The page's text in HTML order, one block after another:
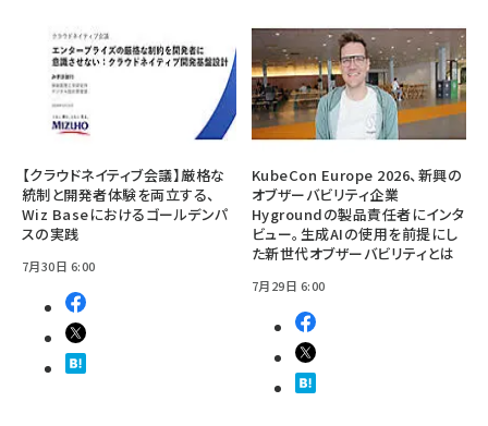
【クラウドネイティブ会議】厳格な
統制と開発者体験を両立する、
Wiz Baseにおけるゴールデンパ
スの実践
7月30日 6:00
KubeCon Europe 2026、新興の
オブザーバビリティ企業
Hygroundの製品責任者にインタ
ビュー。生成AIの使用を前提にし
た新世代オブザーバビリティとは
7月29日 6:00